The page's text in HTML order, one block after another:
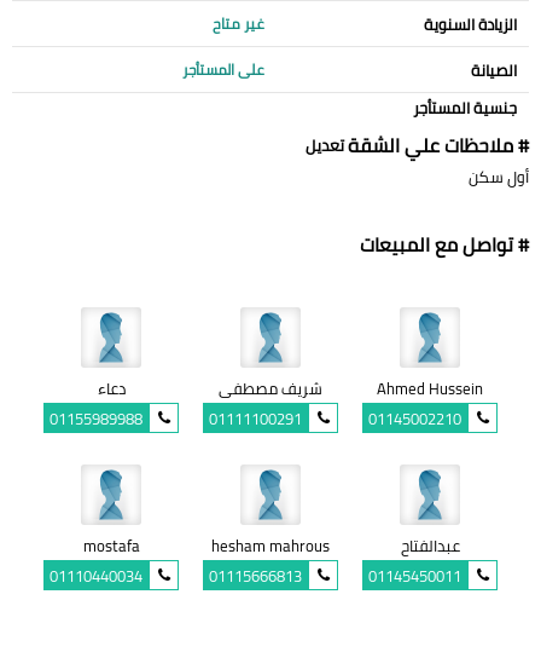
الزيادة السنوية غير متاح
الصيانة على المستأجر
جنسية المستأجر
# ملاحظات علي الشقةتعديل
أول سكن
# تواصل مع المبيعات
Ahmed Hussein
01145002210
شريف مصطفى
01111100291
دعاء
01155989988
عبدالفتاح
01145450011
hesham mahrous
01115666813
mostafa
01110440034